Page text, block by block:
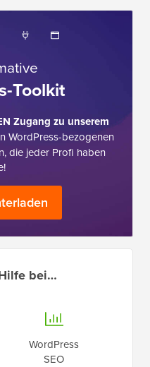
Toolkit
Zugang zu unserem
WordPress-bezogenen
die jeder Profi haben
bei…
WordPress
SEO